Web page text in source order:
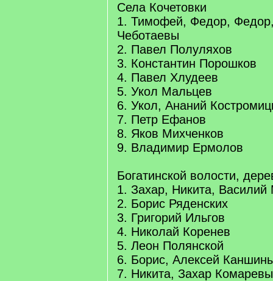
Села Кочетовки
1. Тимофей, Федор,
Чеботаевы
2. Павел Полуляхов
3. Константин Порошков
4. Павел Хлудеев
5. Укол Мальцев
6. Укол, Ананий
7. Петр Ефанов
8. Яков Михченков
9. Владимир Ермолов
Богатинской волости,
1. Захар, Никита,
2. Борис Ряденских
3. Григорий Ильгов
4. Николай Коренев
5. Леон Полянской
6. Борис, Алексей
7. Никита, Захар Комаревы